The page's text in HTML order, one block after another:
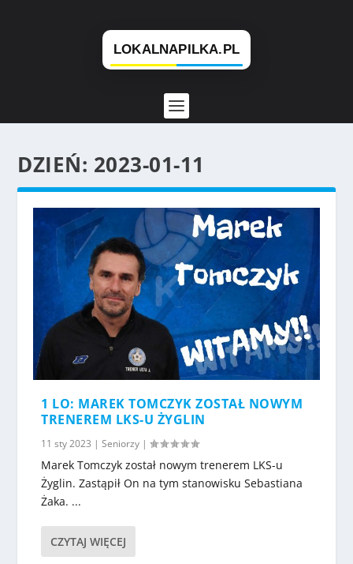
DZIEŃ: 2023-01-11
1 LO: MAREK TOMCZYK ZOSTAŁ NOWYM
TRENEREM LKS-U ŻYGLIN
11 sty 2023 |Seniorzy |
Marek Tomczyk został nowym trenerem LKS-u
Żyglin. Zastąpił On na tym stanowisku Sebastiana
Żaka. ...
CZYTAJ WIĘCEJ